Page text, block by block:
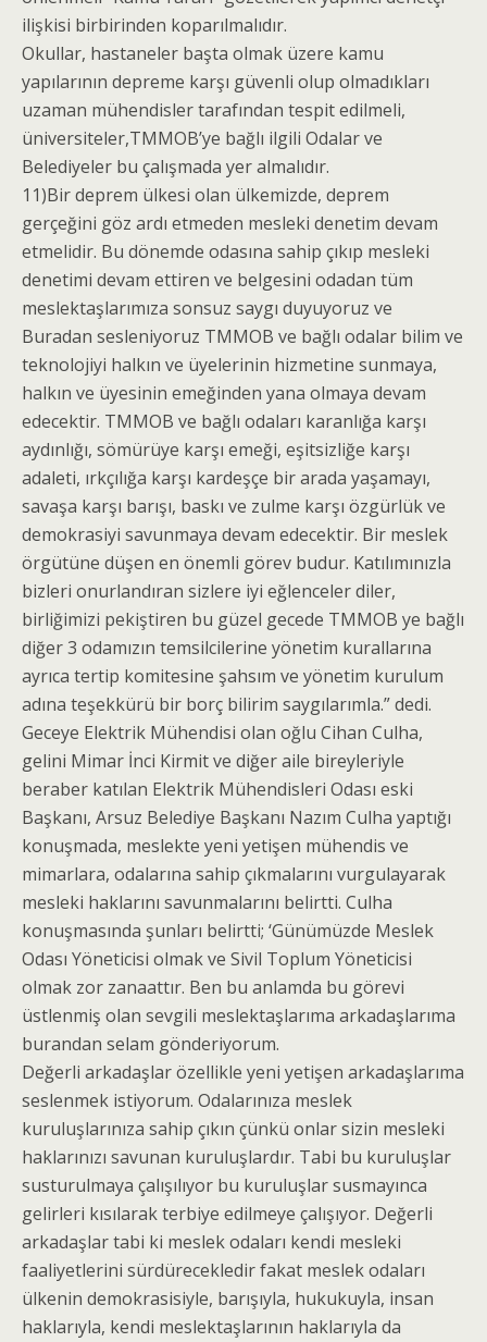
ilişkisi birbirinden koparılmalıdır.
Okullar, hastaneler başta olmak üzere kamu
yapılarının depreme karşı güvenli olup olmadıkları
uzaman mühendisler tarafından tespit edilmeli,
üniversiteler,TMMOB’ye bağlı ilgili Odalar ve
Belediyeler bu çalışmada yer almalıdır.
11)Bir deprem ülkesi olan ülkemizde, deprem
gerçeğini göz ardı etmeden mesleki denetim devam
etmelidir. Bu dönemde odasına sahip çıkıp mesleki
denetimi devam ettiren ve belgesini odadan tüm
meslektaşlarımıza sonsuz saygı duyuyoruz ve
Buradan sesleniyoruz TMMOB ve bağlı odalar bilim ve
teknolojiyi halkın ve üyelerinin hizmetine sunmaya,
halkın ve üyesinin emeğinden yana olmaya devam
edecektir. TMMOB ve bağlı odaları karanlığa karşı
aydınlığı, sömürüye karşı emeği, eşitsizliğe karşı
adaleti, ırkçılığa karşı kardeşçe bir arada yaşamayı,
savaşa karşı barışı, baskı ve zulme karşı özgürlük ve
demokrasiyi savunmaya devam edecektir. Bir meslek
örgütüne düşen en önemli görev budur. Katılımınızla
bizleri onurlandıran sizlere iyi eğlenceler diler,
birliğimizi pekiştiren bu güzel gecede TMMOB ye bağlı
diğer 3 odamızın temsilcilerine yönetim kurallarına
ayrıca tertip komitesine şahsım ve yönetim kurulum
adına teşekkürü bir borç bilirim saygılarımla.” dedi.
Geceye Elektrik Mühendisi olan oğlu Cihan Culha,
gelini Mimar İnci Kirmit ve diğer aile bireyleriyle
beraber katılan Elektrik Mühendisleri Odası eski
Başkanı, Arsuz Belediye Başkanı Nazım Culha yaptığı
konuşmada, meslekte yeni yetişen mühendis ve
mimarlara, odalarına sahip çıkmalarını vurgulayarak
mesleki haklarını savunmalarını belirtti. Culha
konuşmasında şunları belirtti; ‘Günümüzde Meslek
Odası Yöneticisi olmak ve Sivil Toplum Yöneticisi
olmak zor zanaattır. Ben bu anlamda bu görevi
üstlenmiş olan sevgili meslektaşlarıma arkadaşlarıma
burandan selam gönderiyorum.
Değerli arkadaşlar özellikle yeni yetişen arkadaşlarıma
seslenmek istiyorum. Odalarınıza meslek
kuruluşlarınıza sahip çıkın çünkü onlar sizin mesleki
haklarınızı savunan kuruluşlardır. Tabi bu kuruluşlar
susturulmaya çalışılıyor bu kuruluşlar susmayınca
gelirleri kısılarak terbiye edilmeye çalışıyor. Değerli
arkadaşlar tabi ki meslek odaları kendi mesleki
faaliyetlerini sürdürecekledir fakat meslek odaları
ülkenin demokrasisiyle, barışıyla, hukukuyla, insan
haklarıyla, kendi meslektaşlarının haklarıyla da